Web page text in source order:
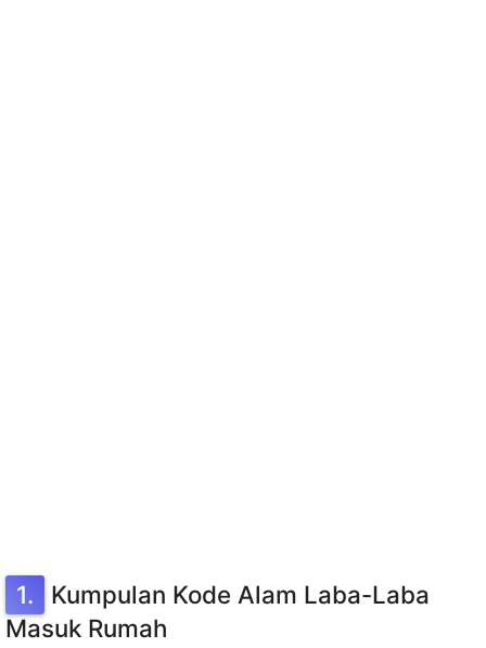
Kumpulan Kode Alam Laba-Laba
Masuk Rumah